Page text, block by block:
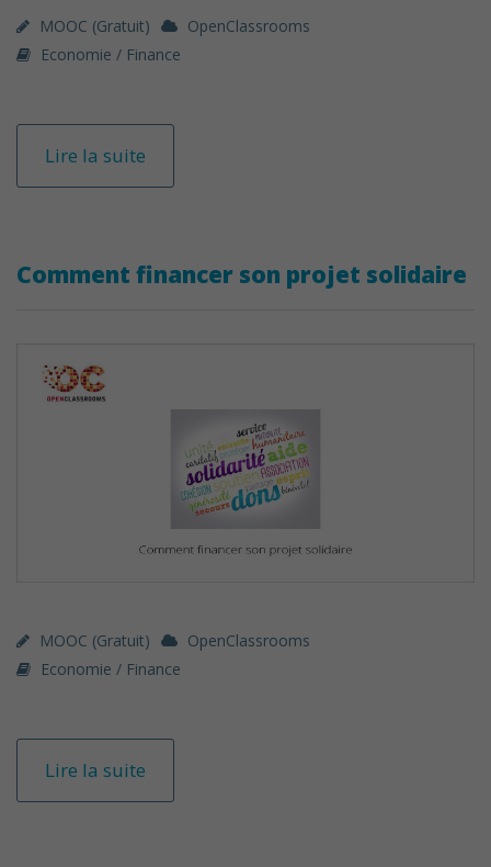
MOOC (gratuit)
OpenClassrooms
Economie / Finance
Lire la suite
Comment financer son projet solidaire
MOOC (gratuit)
OpenClassrooms
Economie / Finance
Lire la suite